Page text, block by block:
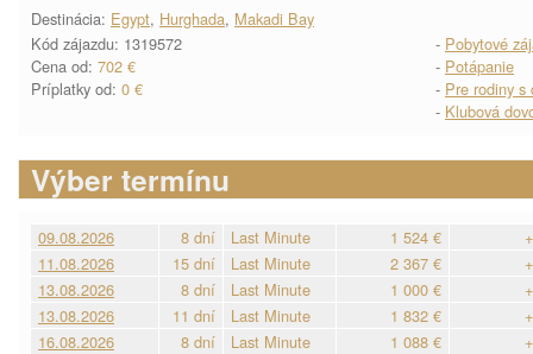
Destinácia: Egypt, Hurghada, Makadi Bay
Kód zájazdu: 1319572
Cena od: 702 €
Príplatky od: 0 €
- Pobytové
- Potápanie
- Pre rodiny s
- Klubová
Výber termínu
09.08.2026 8 dní Last Minute 1 524 €
11.08.2026
15 dní Last Minute 2 367 €
13.08.2026
8 dní Last Minute 1 000 €
13.08.2026
11 dní Last Minute 1 832 €
16.08.2026
8 dní Last Minute 1 088 €